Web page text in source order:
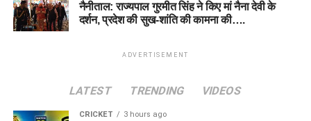
नैनीताल: राज्यपाल गुरमीत सिंह ने किए मां नैना देवी के
दर्शन, प्रदेश की सुख-शांति की कामना की….
ADVERTISEMENT
LATEST TRENDING VIDEOS
CRICKET 3 hours ago